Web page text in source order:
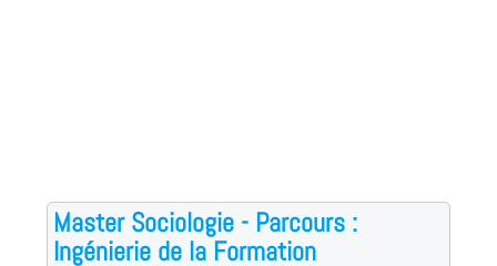
Master Sociologie - Parcours :
Ingénierie de la Formation